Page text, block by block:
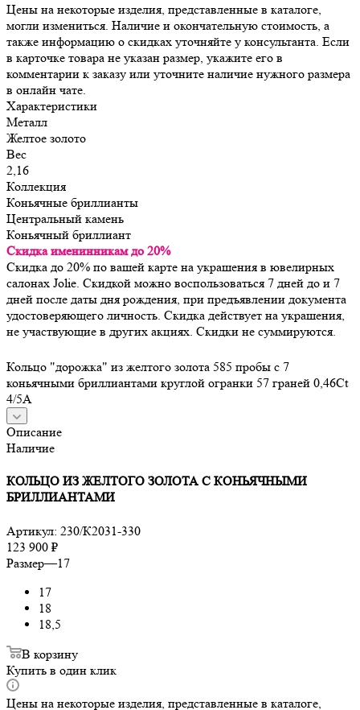
Цены на некоторые изделия, представленные в каталоге,
могли измениться. Наличие и окончательную стоимость, а
также информацию о скидках уточняйте у консультанта. Если
в карточке товара не указан размер, укажите его в
комментарии к заказу или уточните наличие нужного размера
в онлайн чате.
Характеристики
Металл
Желтое золото
Вес
2,16
Коллекция
Коньячные бриллианты
Центральный камень
Коньячный бриллиант
Скидка именинникам до 20%
Скидка до 20% по вашей карте на украшения в ювелирных
салонах Jolie. Скидкой можно воспользоваться 7 дней до и 7
дней после даты дня рождения, при предъявлении документа
удостоверяющего личность. Скидка действует на украшения,
не участвующие в других акциях. Скидки не суммируются.
Кольцо "дорожка" из желтого золота 585 пробы с 7
коньячными бриллиантами круглой огранки 57 граней 0,46Ct
4/5А
Описание
Наличие
КОЛЬЦО ИЗ ЖЕЛТОГО ЗОЛОТА С КОНЬЯЧНЫМИ
БРИЛЛИАНТАМИ
Артикул: 230/К2031-330
123 900 ₽
Размер—17
17
18
18,5
В корзину
Купить в один клик
Цены на некоторые изделия, представленные в каталоге,